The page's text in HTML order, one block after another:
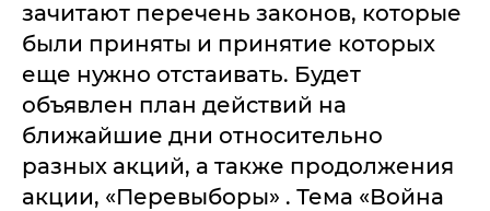
зачитают перечень законов, которые
были приняты и принятие которых
еще нужно отстаивать. Будет
объявлен план действий на
ближайшие дни относительно
разных акций, а также продолжения
акции, «Перевыборы» . Тема «Война